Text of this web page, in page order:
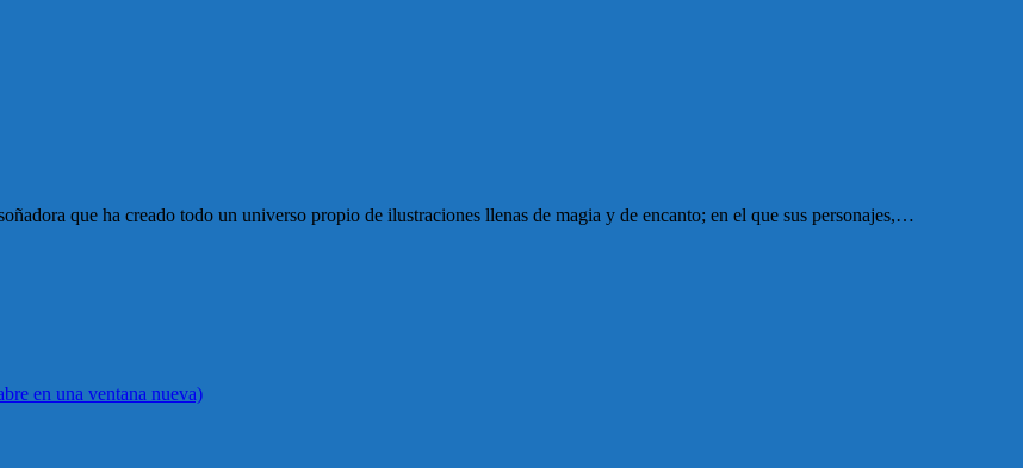
que ha creado todo un universo propio de ilustraciones llenas de magia y de encanto; en el que sus personajes,…
en una ventana nueva)